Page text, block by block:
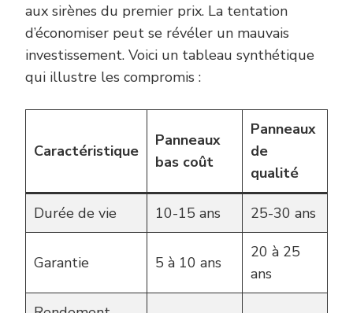
aux sirènes du premier prix. La tentation
d’économiser peut se révéler un mauvais
investissement. Voici un tableau synthétique
qui illustre les compromis :
Caractéristique
Panneaux
bas coût
Panneaux
de
qualité
Durée de vie 10-15 ans 25-30 ans
Garantie 5 à 10 ans
20 à 25
ans